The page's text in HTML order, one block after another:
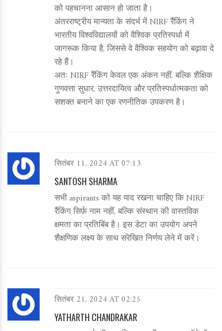
को पहचानना आसान हो जाता है।
अंतरराष्ट्रीय मान्यता के संदर्भ में NIRF रैंकिंग ने
भारतीय विश्वविद्यालयों को वैश्विक प्रतिस्पर्धा में
जागरूक किया है, जिससे वे वैश्विक सहयोग को बढ़ावा दे
रहे हैं।
अतः NIRF रैंकिंग केवल एक अंकन नहीं, बल्कि शैक्षिक
गुणवत्ता सुधार, उत्तरदायित्व और प्रतिस्पर्धात्मकता को
सशक्त बनाने का एक रणनीतिक उपकरण है।
सितंबर 11, 2024 AT 07:13
SANTOSH SHARMA
सभी aspirants को यह याद रखना चाहिए कि NIRF
रैंकिंग सिर्फ़ नाम नहीं, बल्कि संस्थान की वास्तविक
क्षमता का प्रतिबिंब है। इस डेटा का उपयोग अपने
शैक्षणिक लक्ष्य के साथ संरेखित निर्णय लेने में करें।
सितंबर 21, 2024 AT 02:25
YATHARTH CHANDRAKAR